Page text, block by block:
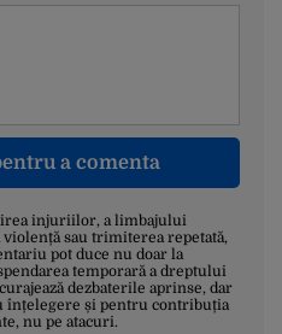
a comenta
injuriilor, a limbajului
sau trimiterea repetată,
pot duce nu doar la
temporară a dreptului
dezbaterile aprinse, dar
înțelegere și pentru contribuția
nu pe atacuri.